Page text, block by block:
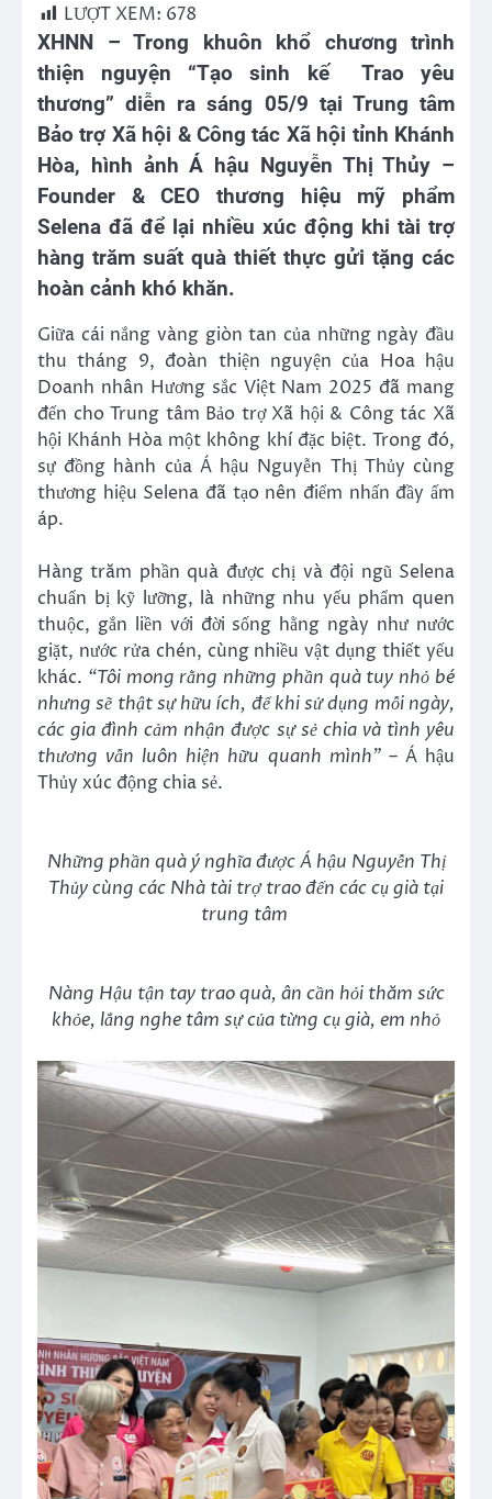
LƯỢT XEM: 678
XHNN – Trong khuôn khổ chương trình
thiện nguyện “Tạo sinh kế Trao yêu
thương” diễn ra sáng 05/9 tại Trung tâm
Bảo trợ Xã hội & Công tác Xã hội tỉnh Khánh
Hòa, hình ảnh Á hậu Nguyễn Thị Thủy –
Founder & CEO thương hiệu mỹ phẩm
Selena đã để lại nhiều xúc động khi tài trợ
hàng trăm suất quà thiết thực gửi tặng các
hoàn cảnh khó khăn.
Giữa cái nắng vàng giòn tan của những ngày đầu
thu tháng 9, đoàn thiện nguyện của Hoa hậu
Doanh nhân Hương sắc Việt Nam 2025 đã mang
đến cho Trung tâm Bảo trợ Xã hội & Công tác Xã
hội Khánh Hòa một không khí đặc biệt. Trong đó,
sự đồng hành của Á hậu Nguyễn Thị Thủy cùng
thương hiệu Selena đã tạo nên điểm nhấn đầy ấm
áp.
Hàng trăm phần quà được chị và đội ngũ Selena
chuẩn bị kỹ lưỡng, là những nhu yếu phẩm quen
thuộc, gắn liền với đời sống hằng ngày như nước
giặt, nước rửa chén, cùng nhiều vật dụng thiết yếu
khác. “Tôi mong rằng những phần quà tuy nhỏ bé
nhưng sẽ thật sự hữu ích, để khi sử dụng mỗi ngày,
các gia đình cảm nhận được sự sẻ chia và tình yêu
thương vẫn luôn hiện hữu quanh mình”– Á hậu
Thủy xúc động chia sẻ.
Những phần quà ý nghĩa được Á hậu Nguyễn Thị
Thủy cùng các Nhà tài trợ trao đến các cụ già tại
trung tâm
Nàng Hậu tận tay trao quà, ân cần hỏi thăm sức
khỏe, lắng nghe tâm sự của từng cụ già, em nhỏ